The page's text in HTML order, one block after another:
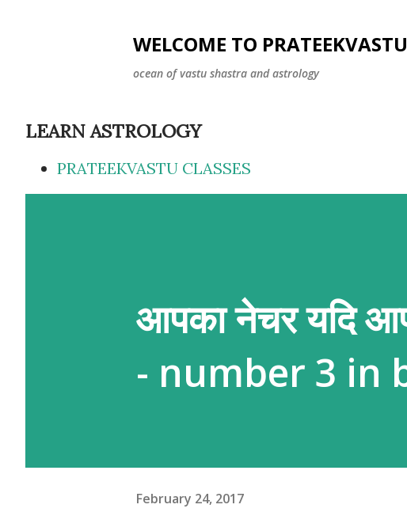
WELCOME TO PRATEEKVASTU
ocean of vastu shastra and astrology
LEARN ASTROLOGY
PRATEEKVASTU CLASSES
आपका नेचर यदि
- number 3 in
February 24, 2017